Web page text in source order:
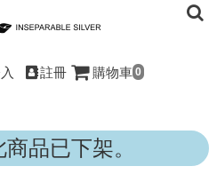
註冊 購物車 0
品已下架。